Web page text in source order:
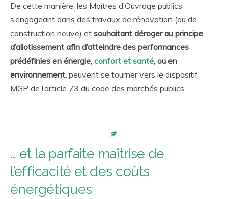
De cette manière, les Maîtres d’Ouvrage publics
s’engageant dans des travaux de rénovation (ou de
construction neuve) et souhaitant déroger au principe
d’allotissement afin d’atteindre des performances
prédéfinies en énergie, confort et santé, ou en
environnement, peuvent se tourner vers le dispositif
MGP de l’article 73 du code des marchés publics.
… et la parfaite maîtrise de
l’efficacité et des coûts
énergétiques